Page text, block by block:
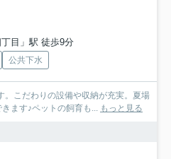
目」駅 徒歩9分
公共下水
。こだわりの設備や収納が充実。夏場
ます♪ペットの飼育も...
もっと見る